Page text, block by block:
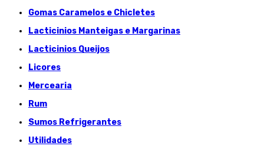
Gomas Caramelos e Chicletes
Lacticinios Manteigas e Margarinas
Lacticinios Queijos
Licores
Mercearia
Rum
Sumos Refrigerantes
Utilidades